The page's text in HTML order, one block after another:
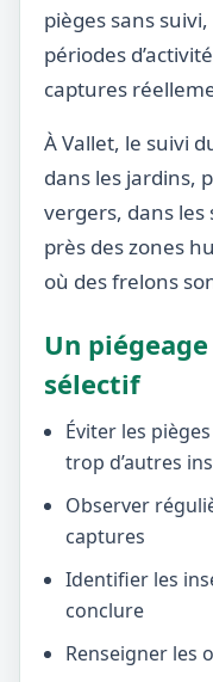
pièges sans
périodes
captures
À Vallet, le suivi
dans les jardins,
vergers, dans
près des zones
où des frelons
Un
sélectif
Éviter les
trop d’autres
Observer
captures
Identifier les
conclure
Renseigner les